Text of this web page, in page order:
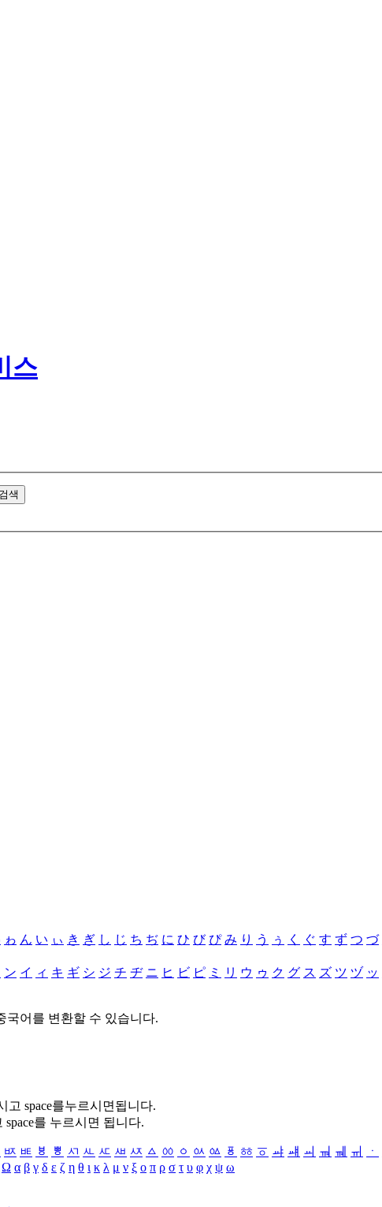
검색
ゎ ん い ぃ き ぎ し じ ち ぢ に ひ び ぴ み り う ぅ く ぐ す ず つ づ
ン イ ィ キ ギ シ ジ チ ヂ ニ ヒ ビ ピ ミ リ ウ ゥ ク グ ス ズ ツ ヅ ッ
국어를 변환할 수 있습니다.
고 space를누르시면됩니다.
space를 누르시면 됩니다.
ㅶ ㅷ ㅸ ㅹ ㅺ ㅻ ㅼ ㅽ ㅾ ㅿ ㆀ ㆁ ㆂ ㆃ ㆄ ㆅ ㆆ ㆇ ㆈ ㆉ ㆊ ㆋ ㆌ ㆍ
Ω α β γ δ ε ζ η θ ι κ λ μ ν ξ ο π ρ σ τ υ φ χ ψ ω